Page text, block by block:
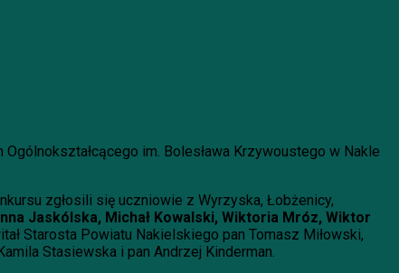
im. Bolesława Krzywoustego w Nakle
zgłosili się uczniowie z Wyrzyska, Łobżenicy,
Jaskólska, Michał Kowalski, Wiktoria Mróz, Wiktor
Starosta Powiatu Nakielskiego pan Tomasz Miłowski,
Stasiewska i pan Andrzej Kinderman.